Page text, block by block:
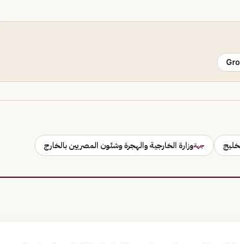
جهةوزارة الخارجية والهجرة وشئون المصريين بالخارج